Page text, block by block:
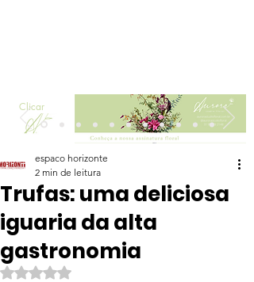
Clicar
Trufas: uma deliciosa
iguaria da alta
gastronomia
espaco horizonte
2 min de leitura
Avaliado com NaN de 5 estrelas.